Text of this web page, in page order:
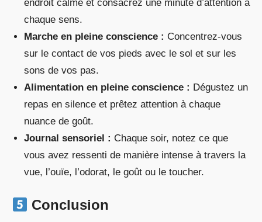
endroit calme et consacrez une minute d’attention à
chaque sens.
Marche en pleine conscience : Concentrez-vous
sur le contact de vos pieds avec le sol et sur les
sons de vos pas.
Alimentation en pleine conscience : Dégustez un
repas en silence et prêtez attention à chaque
nuance de goût.
Journal sensoriel : Chaque soir, notez ce que
vous avez ressenti de manière intense à travers la
vue, l’ouïe, l’odorat, le goût ou le toucher.
Conclusion